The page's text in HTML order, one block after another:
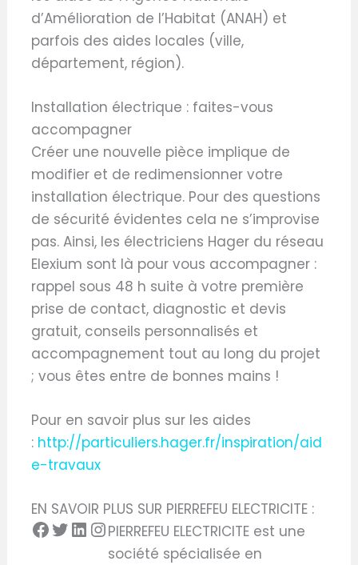
d’Amélioration de l’Habitat (ANAH) et
parfois des aides locales (ville,
département, région).
Installation électrique : faites-vous
accompagner
Créer une nouvelle pièce implique de
modifier et de redimensionner votre
installation électrique. Pour des questions
de sécurité évidentes cela ne s’improvise
pas. Ainsi, les électriciens Hager du réseau
Elexium sont là pour vous accompagner :
rappel sous 48 h suite à votre première
prise de contact, diagnostic et devis
gratuit, conseils personnalisés et
accompagnement tout au long du projet
; vous êtes entre de bonnes mains !
Pour en savoir plus sur les aides
: http://particuliers.hager.fr/inspiration/aid
e-travaux
EN SAVOIR PLUS SUR PIERREFEU ELECTRICITE :
PIERREFEU ELECTRICITE est une
société spécialisée en